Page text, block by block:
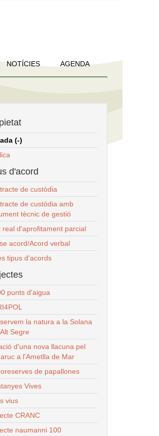
NOTÍCIES AGENDA
(-)
d'acord
de custòdia
de custòdia amb
tècnic de gestió
real d'aprofitament parcial
acord/Acord verbal
tipus d'acords
punts d'aigua
la natura a la Solana
Segre
d'una nova llacuna pel
a l'Ametlla de Mar
de papallones
Vives
vius
CRANC
naumanni 100